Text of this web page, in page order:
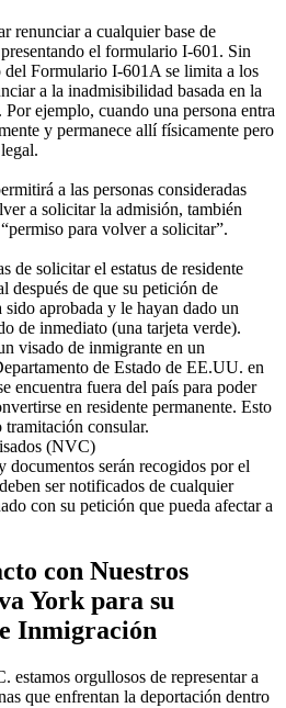
renunciar a cualquier base de
el formulario I-601. Sin
del Formulario I-601A se limita a los
a la inadmisibilidad basada en la
Por ejemplo, cuando una persona entra
y permanece allí físicamente pero
a las personas consideradas
a solicitar la admisión, también
para volver a solicitar”.
de solicitar el estatus de residente
después de que su petición de
sido aprobada y le hayan dado un
de inmediato (una tarjeta verde).
visado de inmigrante en un
de Estado de EE.UU. en
encuentra fuera del país para poder
en residente permanente. Esto
tramitación consular.
(NVC)
documentos serán recogidos por el
ser notificados de cualquier
con su petición que pueda afectar a
con Nuestros
York para su
Inmigración
orgullosos de representar a
que enfrentan la deportación dentro